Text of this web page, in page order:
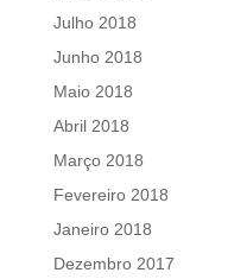
Julho 2018
Junho 2018
Maio 2018
Abril 2018
Março 2018
Fevereiro 2018
Janeiro 2018
Dezembro 2017